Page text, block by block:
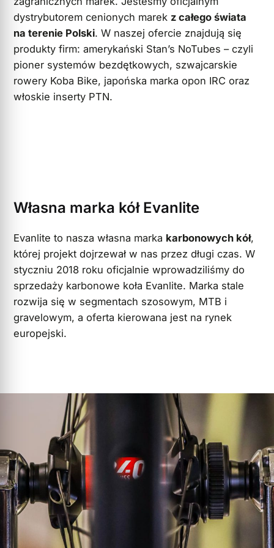
dystrybutorem cenionych marek z całego świata
na terenie Polski. W naszej ofercie znajdują się
produkty firm: amerykański Stan’s NoTubes – czyli
pioner systemów bezdętkowych, szwajcarskie
rowery Koba Bike, japońska marka opon IRC oraz
włoskie inserty PTN.
Własna marka kół Evanlite
Evanlite to nasza własna marka karbonowych kół,
której projekt dojrzewał w nas przez długi czas. W
styczniu 2018 roku oficjalnie wprowadziliśmy do
sprzedaży karbonowe koła Evanlite. Marka stale
rozwija się w segmentach szosowym, MTB i
gravelowym, a oferta kierowana jest na rynek
europejski.